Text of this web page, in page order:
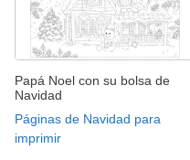
Papá Noel con su bolsa de
Navidad
Páginas de Navidad para
imprimir